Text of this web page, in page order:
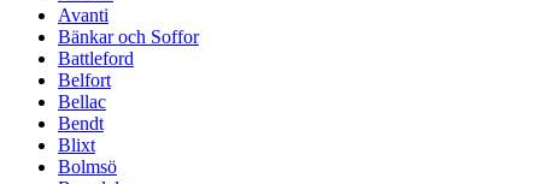
Avanti
Bänkar och Soffor
Battleford
Belfort
Bellac
Bendt
Blixt
Bolmsö